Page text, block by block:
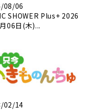
08/06
SHOWER Plus+ 2026
06日(木)...
02/14